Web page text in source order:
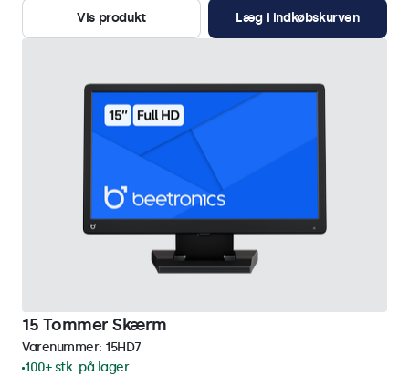
Vis produkt
Læg i indkøbskurven
15 Tommer Skærm
Varenummer: 15HD7
100+ stk. på lager